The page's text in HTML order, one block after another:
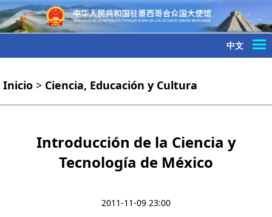
中文
Inicio > Ciencia, Educación y Cultura
Introducción de la Ciencia y
Tecnología de México
2011-11-09 23:00